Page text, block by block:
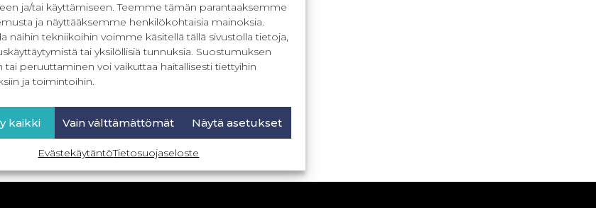
ja/tai käyttämiseen. Teemme tämän parantaaksemme
ja näyttääksemme henkilökohtaisia mainoksia.
näihin tekniikoihin voimme käsitellä tällä sivustolla tietoja,
tai yksilöllisiä tunnuksia. Suostumuksen
tai peruuttaminen voi vaikuttaa haitallisesti tiettyihin
ja toimintoihin.
kaikki Vain välttämättömät Näytä asetukset
EvästekäytäntöTietosuojaseloste
Super Stretch-neula
HA X 1SP
vaihtoehdoista